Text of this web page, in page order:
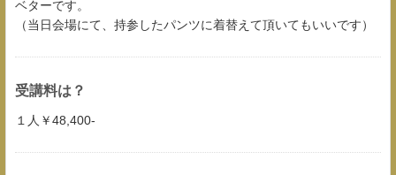
ベターです。
（当日会場にて、持参したパンツに着替えて頂いてもいいです）
受講料は？
１人￥48,400-